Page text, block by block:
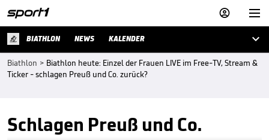


BIATHLON NEWS KALENDER 
Biathlon > Biathlon heute: Einzel der Frauen LIVE im Free-TV, Stream &
Ticker - schlagen Preuß und Co. zurück?
Schlagen Preuß und Co.